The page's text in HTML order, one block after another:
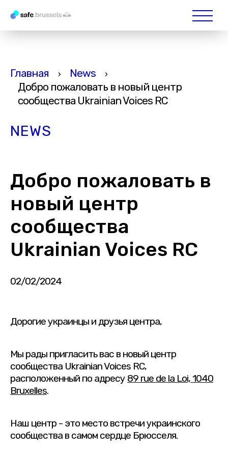
Главная › News ›
Добро пожаловать в новый центр
сообщества Ukrainian Voices RC
NEWS
Добро пожаловать в
новый центр
сообщества
Ukrainian Voices RC
02/02/2024
Дорогие украинцы и друзья центра,
Мы рады пригласить вас в новый центр
сообщества Ukrainian Voices RC,
расположенный по адресу 89 rue de la Loi, 1040
Bruxelles.
Наш центр - это место встречи украинского
сообщества в самом сердце Брюсселя.